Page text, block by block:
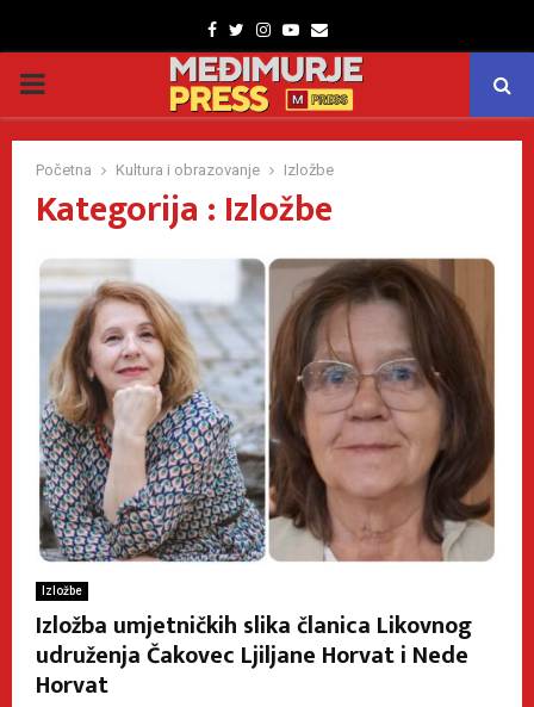
Facebook
TwitterInstagram
Youtube
Email
PRIMARY
MENU
Početna Kultura i obrazovanje Izložbe
Kategorija : Izložbe
Izložbe
Izložba umjetničkih slika članica Likovnog
udruženja Čakovec Ljiljane Horvat i Nede
Horvat